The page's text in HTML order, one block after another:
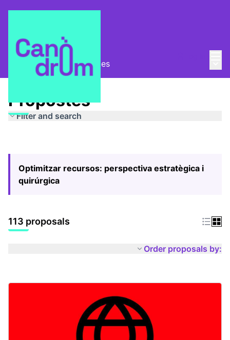
Pla Estratègic Propostes
Propostes
Filter and search
Optimitzar recursos: perspectiva estratègica i
quirúrgica
113 proposals
Order proposals by: